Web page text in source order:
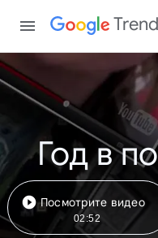
Год в
Посмотрите видео
02:52